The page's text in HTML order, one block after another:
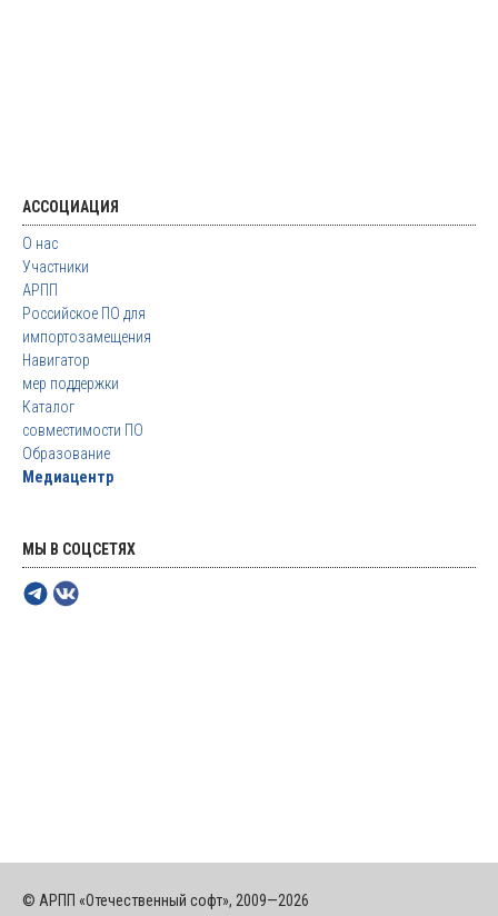
АССОЦИАЦИЯ
О нас
Участники
АРПП
Российское ПО для
импортозамещения
Навигатор
мер поддержки
Каталог
совместимости ПО
Образование
Медиацентр
МЫ В СОЦСЕТЯХ
© АРПП «Отечественный софт», 2009—2026